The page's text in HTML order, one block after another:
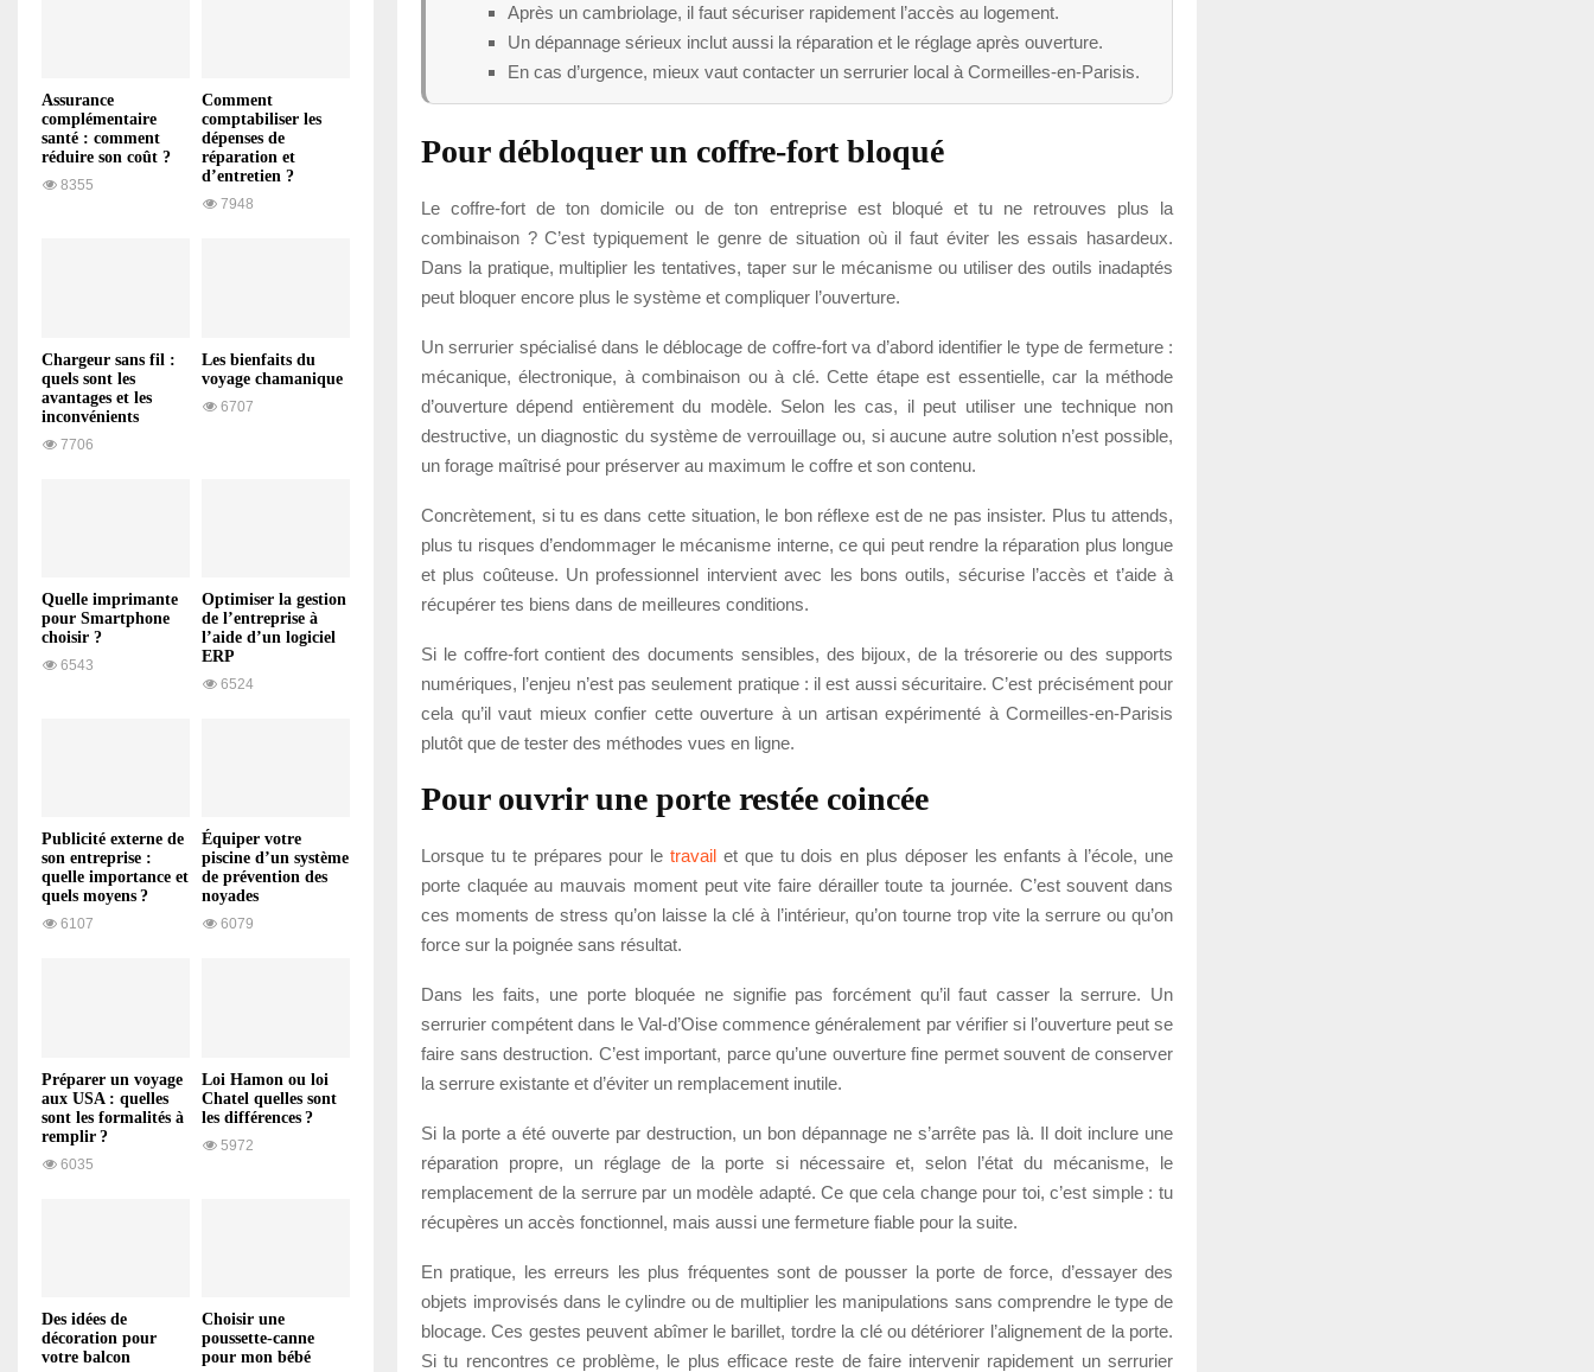
Après un cambriolage, il faut sécuriser rapidement l’accès au logement.
Un dépannage sérieux inclut aussi la réparation et le réglage après ouverture.
En cas d’urgence, mieux vaut contacter un serrurier local à Cormeilles-en-Parisis.
Pour débloquer un coffre-fort bloqué
Le coffre-fort de ton domicile ou de ton entreprise est bloqué et tu ne retrouves plus la
combinaison ? C’est typiquement le genre de situation où il faut éviter les essais hasardeux.
Dans la pratique, multiplier les tentatives, taper sur le mécanisme ou utiliser des outils inadaptés
peut bloquer encore plus le système et compliquer l’ouverture.
Un serrurier spécialisé dans le déblocage de coffre-fort va d’abord identifier le type de fermeture :
mécanique, électronique, à combinaison ou à clé. Cette étape est essentielle, car la méthode
d’ouverture dépend entièrement du modèle. Selon les cas, il peut utiliser une technique non
destructive, un diagnostic du système de verrouillage ou, si aucune autre solution n’est possible,
un forage maîtrisé pour préserver au maximum le coffre et son contenu.
Concrètement, si tu es dans cette situation, le bon réflexe est de ne pas insister. Plus tu attends,
plus tu risques d’endommager le mécanisme interne, ce qui peut rendre la réparation plus longue
et plus coûteuse. Un professionnel intervient avec les bons outils, sécurise l’accès et t’aide à
récupérer tes biens dans de meilleures conditions.
Si le coffre-fort contient des documents sensibles, des bijoux, de la trésorerie ou des supports
numériques, l’enjeu n’est pas seulement pratique : il est aussi sécuritaire. C’est précisément pour
cela qu’il vaut mieux confier cette ouverture à un artisan expérimenté à Cormeilles-en-Parisis
plutôt que de tester des méthodes vues en ligne.
Pour ouvrir une porte restée coincée
Lorsque tu te prépares pour le travail et que tu dois en plus déposer les enfants à l’école, une
porte claquée au mauvais moment peut vite faire dérailler toute ta journée. C’est souvent dans
ces moments de stress qu’on laisse la clé à l’intérieur, qu’on tourne trop vite la serrure ou qu’on
force sur la poignée sans résultat.
Dans les faits, une porte bloquée ne signifie pas forcément qu’il faut casser la serrure. Un
serrurier compétent dans le Val-d’Oise commence généralement par vérifier si l’ouverture peut se
faire sans destruction. C’est important, parce qu’une ouverture fine permet souvent de conserver
la serrure existante et d’éviter un remplacement inutile.
Si la porte a été ouverte par destruction, un bon dépannage ne s’arrête pas là. Il doit inclure une
réparation propre, un réglage de la porte si nécessaire et, selon l’état du mécanisme, le
remplacement de la serrure par un modèle adapté. Ce que cela change pour toi, c’est simple : tu
récupères un accès fonctionnel, mais aussi une fermeture fiable pour la suite.
En pratique, les erreurs les plus fréquentes sont de pousser la porte de force, d’essayer des
objets improvisés dans le cylindre ou de multiplier les manipulations sans comprendre le type de
blocage. Ces gestes peuvent abîmer le barillet, tordre la clé ou détériorer l’alignement de la porte.
Si tu rencontres ce problème, le plus efficace reste de faire intervenir rapidement un serrurier
Assurance
complémentaire
santé : comment
réduire son coût ?
8355
Comment
comptabiliser les
dépenses de
réparation et
d’entretien ?
7948
Chargeur sans fil :
quels sont les
avantages et les
inconvénients
7706
Les bienfaits du
voyage chamanique
6707
Quelle imprimante
pour Smartphone
choisir ?
6543
Optimiser la gestion
de l’entreprise à
l’aide d’un logiciel
ERP
6524
Publicité externe de
son entreprise :
quelle importance et
quels moyens ?
6107
Équiper votre
piscine d’un système
de prévention des
noyades
6079
Préparer un voyage
aux USA : quelles
sont les formalités à
remplir ?
6035
Loi Hamon ou loi
Chatel quelles sont
les différences ?
5972
Des idées de
décoration pour
votre balcon
Choisir une
poussette-canne
pour mon bébé